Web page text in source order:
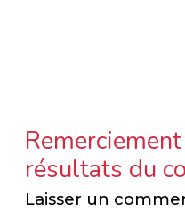
résultats du
Laisser un